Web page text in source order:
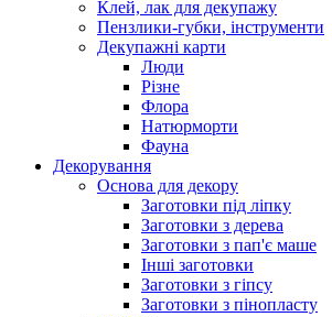
Клей, лак для декупажу
Пензлики-губки, інструменти
Декупажні карти
Люди
Різне
Флора
Натюрморти
Фауна
Декорування
Основа для декору
Заготовки під ліпку
Заготовки з дерева
Заготовки з пап'є маше
Інші заготовки
Заготовки з гіпсу
Заготовки з пінопласту